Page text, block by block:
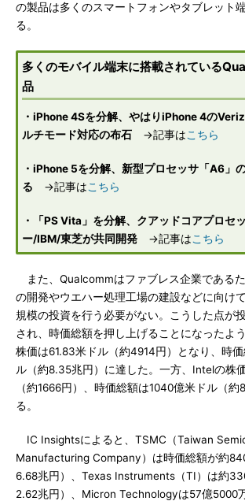
の製品は多くのスマートフォンやタブレット
る。
多くのモバイル端末に搭載されている
品
・iPhone 4Sを分解、やはりiPhone 4の
ルチモード対応の布石 →記事はこちら
・iPhone 5を分解、新型プロセッサ「A6」
る →記事はこちら
・「PS Vita」を分解、クアッドコアプロセ
ー/IBM/東芝が共同開発 →記事はこちら
また、Qualcommはファブレス企業である
の開発やウエハー処理工場の建設などに向け
規模の投資を行う必要がない。こうした点が
され、時価総額を押し上げることになったよ
株価は61.83米ドル（約4914円）となり、時
ル（約8.35兆円）に達した。一方、Intelの株
（約1666円）、時価総額は1040億米ドル（約
る。
IC Insightsによると、TSMC（Taiwan
Manufacturing Company）は時価総額が約
6.68兆円）、Texas Instruments（TI）は約
2.62兆円）、Micron Technologyは57億5000